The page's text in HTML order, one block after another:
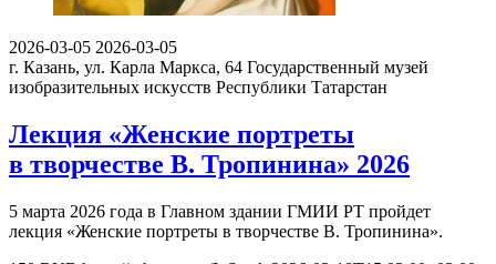
2026-03-05 2026-03-05
г. Казань, ул. Карла Маркса, 64 Государственный музей
изобразительных искусств Республики Татарстан
Лекция «Женские портреты
в творчестве В. Тропинина» 2026
5 марта 2026 года в Главном здании ГМИИ РТ пройдет
лекция «Женские портреты в творчестве В. Тропинина».